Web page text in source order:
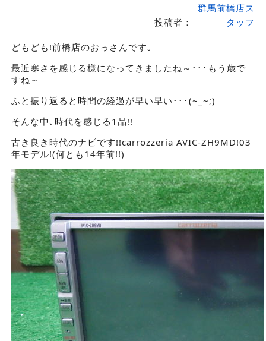
投稿者：
群馬前橋店ス
タッフ
どもども!前橋店のおっさんです｡
最近寒さを感じる様になってきましたね～･･･もう歳で
すね～
ふと振り返ると時間の経過が早い早い･･･(~_~;)
そんな中､時代を感じる1品!!
古き良き時代のナビです!!carrozzeria AVIC-ZH9MD!03
年モデル!(何とも14年前!!)